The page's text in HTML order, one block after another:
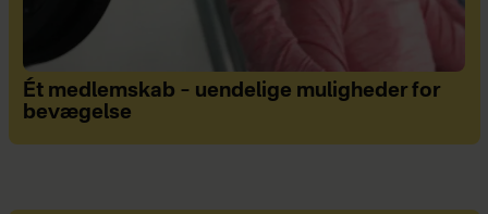
Ét medlemskab – uendelige muligheder for
bevægelse